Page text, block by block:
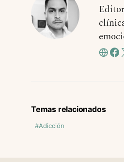
Temas relacionados
Adicción